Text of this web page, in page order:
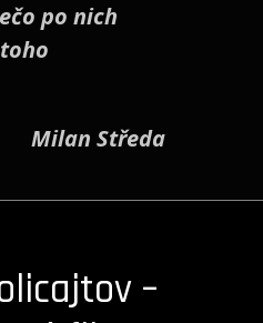
po nich
Milan Středa
–